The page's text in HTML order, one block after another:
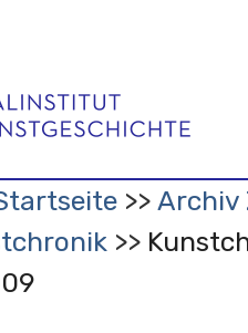
Archiv